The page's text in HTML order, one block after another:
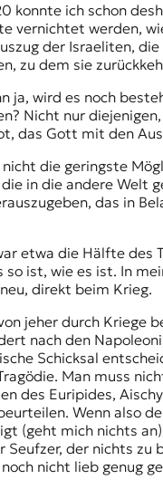
konnte ich schon
vernichtet werden,
der Israeliten,
zu dem sie
ja, wird es noch
Nicht nur
das Gott mit den
die geringste
in die andere Welt
das in
etwa die Hälfte des
so ist, wie es ist. In
direkt beim Krieg.
jeher durch Kriege
nach den
Schicksal
Man muss
des Euripides,
Wenn also
(geht mich nichts
der nichts zu
nicht lieb genug